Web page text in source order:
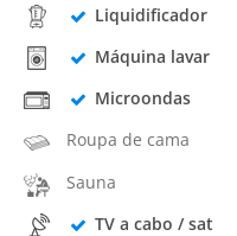
Liquidificador
Máquina lavar
Microondas
Roupa de cama
Sauna
TV a cabo / sat